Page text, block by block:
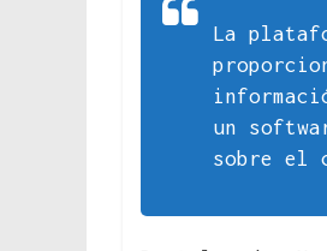
La
un
sobre el